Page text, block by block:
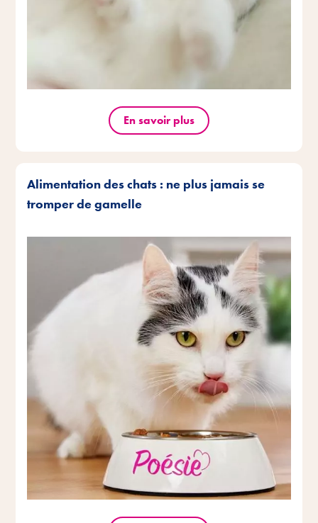
En savoir plus
Alimentation des chats : ne plus jamais se
tromper de gamelle